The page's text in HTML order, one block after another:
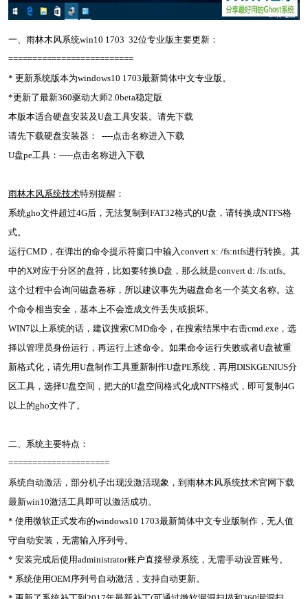
一、雨林木风系统win10 1703 32位专业版主要更新：
==========================
* 更新系统版本为windows10 1703最新简体中文专业版。
*更新了最新360驱动大师2.0beta稳定版
本版本适合硬盘安装及U盘工具安装。请先下载
请先下载硬盘安装器： ----点击名称进入下载
U盘pe工具：-----点击名称进入下载
雨林木风系统技术特别提醒：
系统gho文件超过4G后，无法复制到FAT32格式的U盘，请转换成NTFS格
式。
运行CMD，在弹出的命令提示符窗口中输入convert x: /fs:ntfs进行转换。其
中的X对应于分区的盘符，比如要转换D盘，那么就是convert d: /fs:ntfs。
这个过程中会询问磁盘卷标，所以建议事先为磁盘命名一个英文名称。这
个命令相当安全，基本上不会造成文件丢失或损坏。
WIN7以上系统的话，建议搜索CMD命令，在搜索结果中右击cmd.exe，选
择以管理员身份运行，再运行上述命令。如果命令运行失败或者U盘被重
新格式化，请先用U盘制作工具重新制作U盘PE系统，再用DISKGENIUS分
区工具，选择U盘空间，把大的U盘空间格式化成NTFS格式，即可复制4G
以上的gho文件了。
二、系统主要特点：
=====================
系统自动激活，部分机子出现没激活现象，到雨林木风系统技术官网下载
最新win10激活工具即可以激活成功。
* 使用微软正式发布的windows10 1703最新简体中文专业版制作，无人值
守自动安装，无需输入序列号。
* 安装完成后使用administrator账户直接登录系统，无需手动设置账号。
* 系统使用OEM序列号自动激活，支持自动更新。